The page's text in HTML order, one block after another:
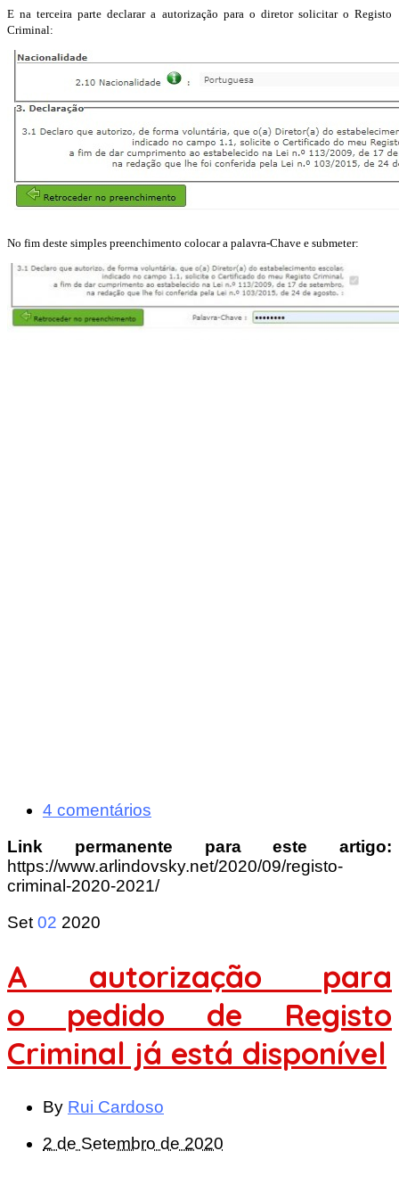
E na terceira parte declarar a autorização para o diretor solicitar o Registo
Criminal:
No fim deste simples preenchimento colocar a palavra-Chave e submeter:
4 comentários
Link permanente para este artigo:
https://www.arlindovsky.net/2020/09/registo-
criminal-2020-2021/
Set 02 2020
A autorização para
o pedido de Registo
Criminal já está disponível
By Rui Cardoso
2 de Setembro de 2020